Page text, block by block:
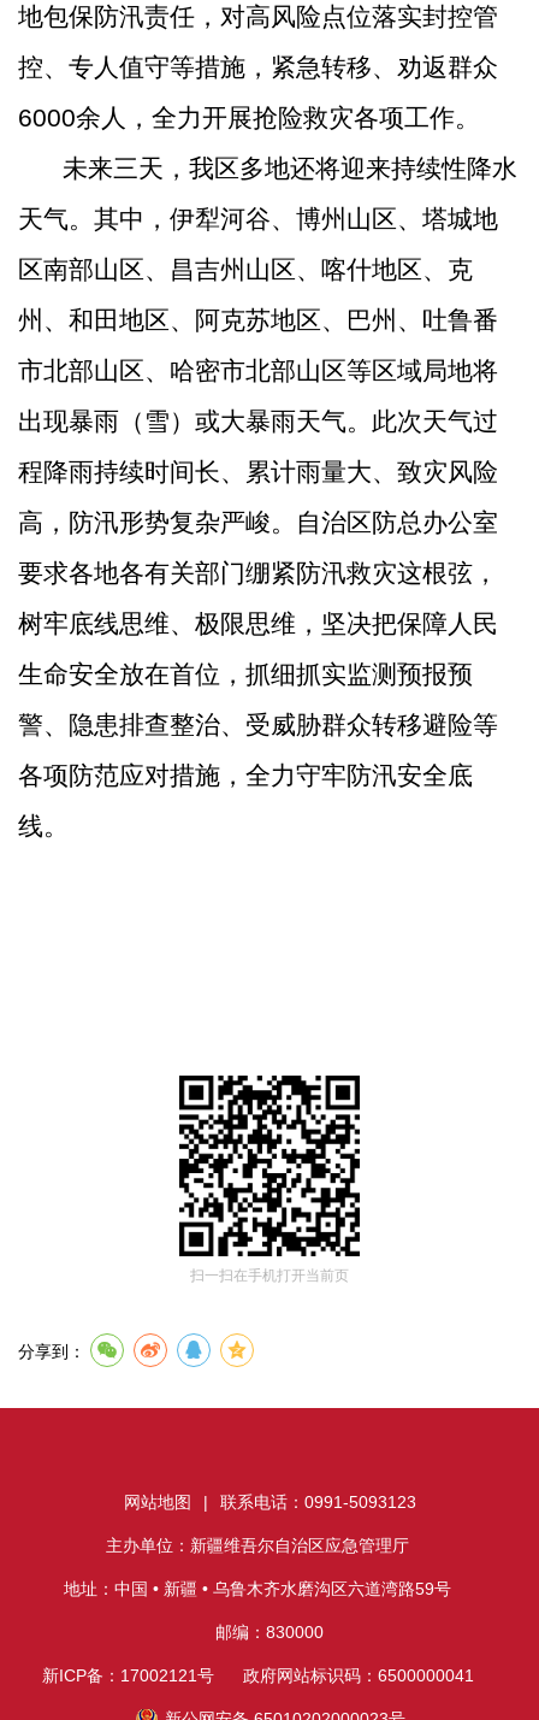
地包保防汛责任，对高风险点位落实封控管
控、专人值守等措施，紧急转移、劝返群众
6000余人，全力开展抢险救灾各项工作。
未来三天，我区多地还将迎来持续性降水
天气。 其中 ， 伊犁河谷、博州山区、塔城地
区南部山区、昌吉州山区、喀什地区、克
州、和田地区、阿克苏地区、巴州、吐鲁番
市北部山区、哈密市北部山区等区域局地将
出现暴雨（雪）或大暴雨天气。此次天气过
程降雨持续时间长、累计雨量大、 致灾风险
高，防汛形势复杂严峻。 自治区防总办公室
要求各地各有关部门绷紧防汛救灾这根弦，
树牢底线思维、极限思维，坚决把保障人民
生命安全放在首位，抓细抓实监测预报预
警、隐患排查整治、受威胁群众转移避险等
各项防范应对措施， 全力守牢防汛安全底
线。
扫一扫在手机打开当前页
分享到：
网站地图 | 联系电话：0991-5093123
主办单位：新疆维吾尔自治区应急管理厅
地址：中国 • 新疆 • 乌鲁木齐水磨沟区六道湾路59号
邮编：830000
新ICP备：17002121号 政府网站标识码：6500000041